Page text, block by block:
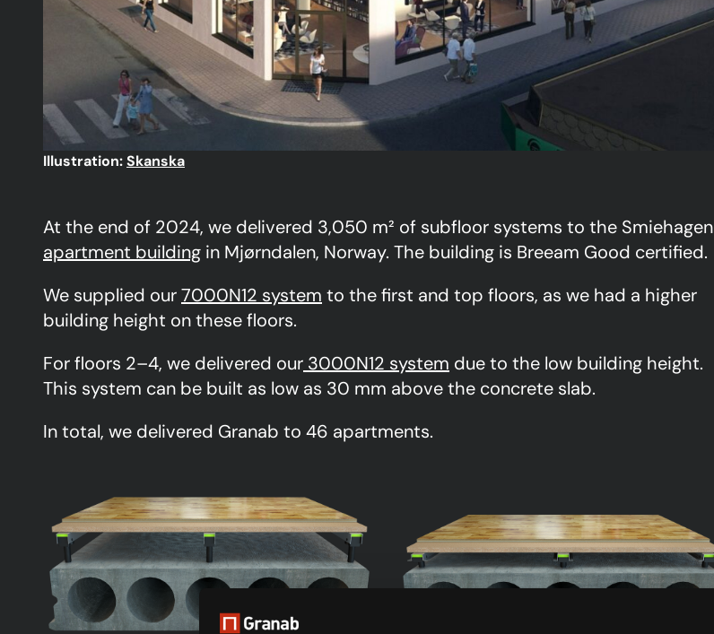
Illustration: Skanska
At the end of 2024, we delivered 3,050 m² of subfloor systems to the Smiehagen
apartment building in Mjørndalen, Norway. The building is Breeam Good certified.
We supplied our 7000N12 system to the first and top floors, as we had a higher
building height on these floors.
For floors 2–4, we delivered our 3000N12 system due to the low building height.
This system can be built as low as 30 mm above the concrete slab.
In total, we delivered Granab to 46 apartments.